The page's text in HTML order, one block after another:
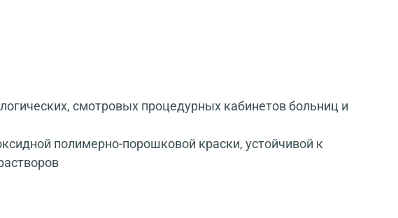
смотровых процедурных кабинетов больниц и
полимерно-порошковой краски, устойчивой к